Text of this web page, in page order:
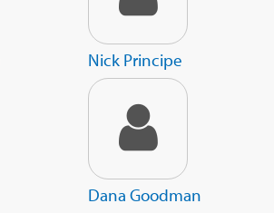
Nick Principe
Dana Goodman